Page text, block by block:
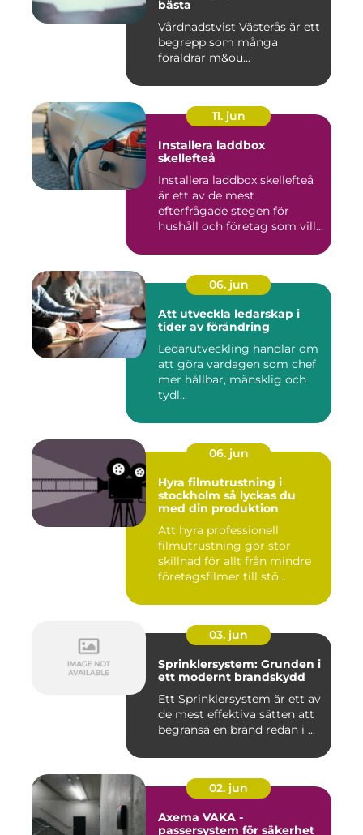
bästa
Vårdnadstvist Västerås är ett
begrepp som många
föräldrar m&ou...
11. jun
Installera laddbox
skellefteå
Installera laddbox skellefteå
är ett av de mest
efterfrågade stegen för
hushåll och företag som vill...
06. jun
Att utveckla ledarskap i
tider av förändring
Ledarutveckling handlar om
att göra vardagen som chef
mer hållbar, mänsklig och
tydl...
06. jun
Hyra filmutrustning i
stockholm så lyckas du
med din produktion
Att hyra professionell
filmutrustning gör stor
skillnad för allt från mindre
företagsfilmer till stö...
03. jun
Sprinklersystem: Grunden i
ett modernt brandskydd
Ett Sprinklersystem är ett av
de mest effektiva sätten att
begränsa en brand redan i ...
02. jun
Axema VAKA -
passersystem för säkerhet